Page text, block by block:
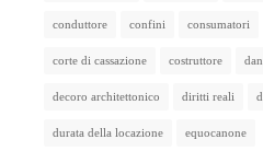
conduttore confini consumatori
corte di cassazione costruttore
decoro architettonico diritti reali
durata della locazione equocanone